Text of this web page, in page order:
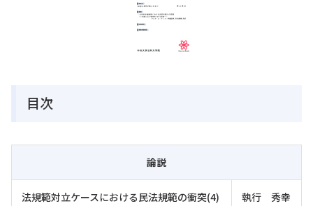
目次
論説
法規範対立ケースにおける民法規範の衝突(4) 執行 秀幸